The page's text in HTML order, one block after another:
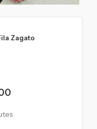
Zagato